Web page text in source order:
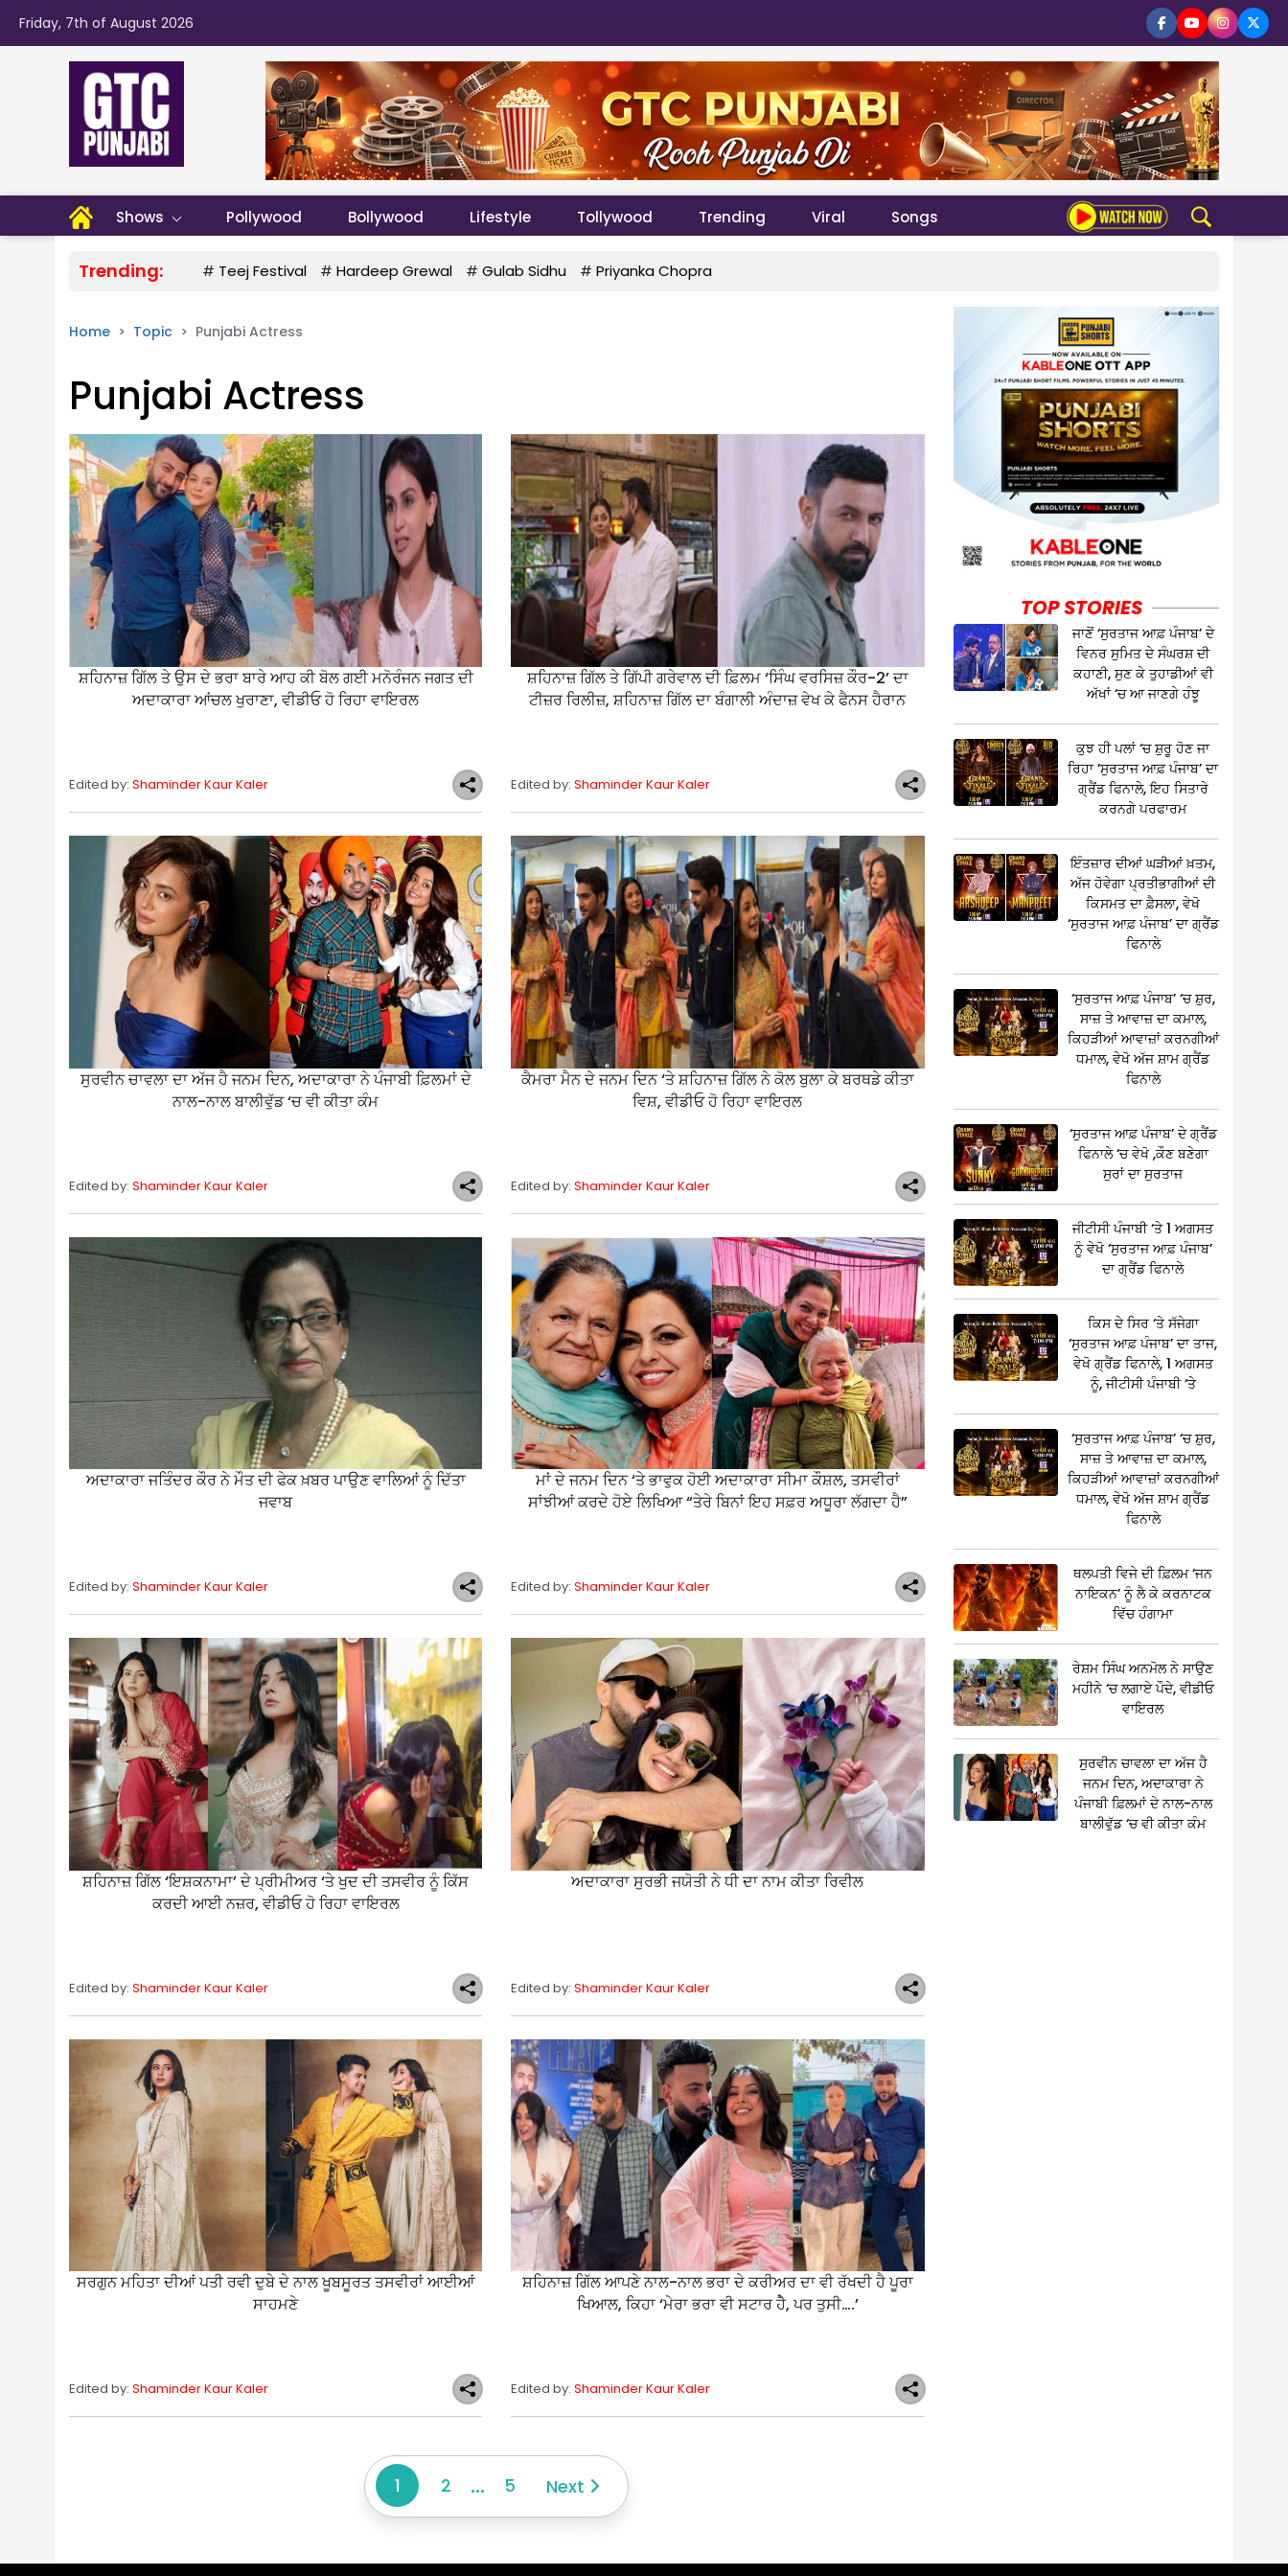
Friday, 7th of August 2026
Shows Pollywood Bollywood Lifestyle Tollywood Trending Viral Songs
Trending: # Teej Festival # Hardeep Grewal # Gulab Sidhu # Priyanka Chopra
Home Topic Punjabi Actress
Punjabi Actress
ਸ਼ਹਿਨਾਜ਼ ਗਿੱਲ ਤੇ ਉਸ ਦੇ ਭਰਾ ਬਾਰੇ ਆਹ ਕੀ ਬੋਲ ਗਈ ਮਨੋਰੰਜਨ ਜਗਤ ਦੀ
ਅਦਾਕਾਰਾ ਆਂਚਲ ਖੁਰਾਣਾ, ਵੀਡੀਓ ਹੋ ਰਿਹਾ ਵਾਇਰਲ
Edited by: Shaminder Kaur Kaler
ਸ਼ਹਿਨਾਜ਼ ਗਿੱਲ ਤੇ ਗਿੱਪੀ ਗਰੇਵਾਲ ਦੀ ਫ਼ਿਲਮ ‘ਸਿੰਘ ਵਰਸਿਜ਼ ਕੌਰ-2’ ਦਾ
ਟੀਜ਼ਰ ਰਿਲੀਜ਼, ਸ਼ਹਿਨਾਜ਼ ਗਿੱਲ ਦਾ ਬੰਗਾਲੀ ਅੰਦਾਜ਼ ਵੇਖ ਕੇ ਫੈਨਸ ਹੈਰਾਨ
Edited by:Shaminder Kaur Kaler
ਸੁਰਵੀਨ ਚਾਵਲਾ ਦਾ ਅੱਜ ਹੈ ਜਨਮ ਦਿਨ, ਅਦਾਕਾਰਾ ਨੇ ਪੰਜਾਬੀ ਫ਼ਿਲਮਾਂ ਦੇ
ਨਾਲ-ਨਾਲ ਬਾਲੀਵੁੱਡ ‘ਚ ਵੀ ਕੀਤਾ ਕੰਮ
Edited by: Shaminder Kaur Kaler
ਕੈਮਰਾ ਮੈਨ ਦੇ ਜਨਮ ਦਿਨ ‘ਤੇ ਸ਼ਹਿਨਾਜ਼ ਗਿੱਲ ਨੇ ਕੋਲ ਬੁਲਾ ਕੇ ਬਰਥਡੇ ਕੀਤਾ
ਵਿਸ਼, ਵੀਡੀਓ ਹੋ ਰਿਹਾ ਵਾਇਰਲ
Edited by:Shaminder Kaur Kaler
ਅਦਾਕਾਰਾ ਜਤਿੰਦਰ ਕੌਰ ਨੇ ਮੌਤ ਦੀ ਫੇਕ ਖ਼ਬਰ ਪਾਉਣ ਵਾਲਿਆਂ ਨੂੰ ਦਿੱਤਾ
ਜਵਾਬ
Edited by: Shaminder Kaur Kaler
ਮਾਂ ਦੇ ਜਨਮ ਦਿਨ ‘ਤੇ ਭਾਵੁਕ ਹੋਈ ਅਦਾਕਾਰਾ ਸੀਮਾ ਕੌਸ਼ਲ, ਤਸਵੀਰਾਂ
ਸਾਂਝੀਆਂ ਕਰਦੇ ਹੋਏ ਲਿਖਿਆ “ਤੇਰੇ ਬਿਨਾਂ ਇਹ ਸਫ਼ਰ ਅਧੂਰਾ ਲੱਗਦਾ ਹੈ”
Edited by:Shaminder Kaur Kaler
ਸ਼ਹਿਨਾਜ਼ ਗਿੱਲ ‘ਇਸ਼ਕਨਾਮਾ’ ਦੇ ਪ੍ਰੀਮੀਅਰ ‘ਤੇ ਖੁਦ ਦੀ ਤਸਵੀਰ ਨੂੰ ਕਿੱਸ
ਕਰਦੀ ਆਈ ਨਜ਼ਰ, ਵੀਡੀਓ ਹੋ ਰਿਹਾ ਵਾਇਰਲ
Edited by: Shaminder Kaur Kaler
ਅਦਾਕਾਰਾ ਸੁਰਭੀ ਜਯੋਤੀ ਨੇ ਧੀ ਦਾ ਨਾਮ ਕੀਤਾ ਰਿਵੀਲ
Edited by:Shaminder Kaur Kaler
ਸਰਗੁਨ ਮਹਿਤਾ ਦੀਆਂ ਪਤੀ ਰਵੀ ਦੁਬੇ ਦੇ ਨਾਲ ਖੂਬਸੂਰਤ ਤਸਵੀਰਾਂ ਆਈਆਂ
ਸਾਹਮਣੇ
Edited by: Shaminder Kaur Kaler
ਸ਼ਹਿਨਾਜ਼ ਗਿੱਲ ਆਪਣੇ ਨਾਲ-ਨਾਲ ਭਰਾ ਦੇ ਕਰੀਅਰ ਦਾ ਵੀ ਰੱਖਦੀ ਹੈ ਪੂਰਾ
ਖਿਆਲ, ਕਿਹਾ ‘ਮੇਰਾ ਭਰਾ ਵੀ ਸਟਾਰ ਹੇੈ, ਪਰ ਤੁਸੀ….’
Edited by:Shaminder Kaur Kaler
1 2 ... 5 Next
TOP STORIES
ਜਾਣੋਂ ‘ਸੁਰਤਾਜ ਆਫ਼ ਪੰਜਾਬ’ ਦੇ
ਵਿਨਰ ਸੁਮਿਤ ਦੇ ਸੰਘਰਸ਼ ਦੀ
ਕਹਾਣੀ, ਸੁਣ ਕੇ ਤੁਹਾਡੀਆਂ ਵੀ
ਅੱਖਾਂ ‘ਚ ਆ ਜਾਣਗੇ ਹੰਝੂ
ਕੁਝ ਹੀ ਪਲਾਂ ‘ਚ ਸ਼ੁਰੂ ਹੋਣ ਜਾ
ਰਿਹਾ ‘ਸੁਰਤਾਜ ਆਫ਼ ਪੰਜਾਬ’ ਦਾ
ਗ੍ਰੈਂਡ ਫਿਨਾਲੇ, ਇਹ ਸਿਤਾਰੇ
ਕਰਨਗੇ ਪਰਫਾਰਮ
ਇੰਤਜ਼ਾਰ ਦੀਆਂ ਘੜੀਆਂ ਖ਼ਤਮ,
ਅੱਜ ਹੋਵੇਗਾ ਪ੍ਰਤੀਭਾਗੀਆਂ ਦੀ
ਕਿਸਮਤ ਦਾ ਫ਼ੈਸਲਾ, ਵੇਖੋ
‘ਸੁਰਤਾਜ ਆਫ਼ ਪੰਜਾਬ’ ਦਾ ਗ੍ਰੈਂਡ
ਫਿਨਾਲੇ
‘ਸੁਰਤਾਜ ਆਫ਼ ਪੰਜਾਬ’ ‘ਚ ਸ਼ੁਰ,
ਸਾਜ਼ ਤੇ ਆਵਾਜ਼ ਦਾ ਕਮਾਲ,
ਕਿਹੜੀਆਂ ਆਵਾਜ਼ਾਂ ਕਰਨਗੀਆਂ
ਧਮਾਲ, ਵੇਖੋ ਅੱਜ ਸ਼ਾਮ ਗ੍ਰੈਂਡ
ਫਿਨਾਲੇ
‘ਸੁਰਤਾਜ ਆਫ਼ ਪੰਜਾਬ’ ਦੇ ਗ੍ਰੈਂਡ
ਫਿਨਾਲੇ ‘ਚ ਵੇਖੋ ,ਕੌਣ ਬਣੇਗਾ
ਸੁਰਾਂ ਦਾ ਸੁਰਤਾਜ
ਜੀਟੀਸੀ ਪੰਜਾਬੀ ‘ਤੇ 1 ਅਗਸਤ
ਨੂੰ ਵੇਖੋ ‘ਸੁਰਤਾਜ ਆਫ਼ ਪੰਜਾਬ’
ਦਾ ਗ੍ਰੈਂਡ ਫਿਨਾਲੇ
ਕਿਸ ਦੇ ਸਿਰ ‘ਤੇ ਸੱਜੇਗਾ
‘ਸੁਰਤਾਜ ਆਫ਼ ਪੰਜਾਬ’ ਦਾ ਤਾਜ,
ਵੇਖੋ ਗ੍ਰੈਂਡ ਫਿਨਾਲੇ, 1 ਅਗਸਤ
ਨੂੰ, ਜੀਟੀਸੀ ਪੰਜਾਬੀ ‘ਤੇ
‘ਸੁਰਤਾਜ ਆਫ਼ ਪੰਜਾਬ’ ‘ਚ ਸ਼ੁਰ,
ਸਾਜ਼ ਤੇ ਆਵਾਜ਼ ਦਾ ਕਮਾਲ,
ਕਿਹੜੀਆਂ ਆਵਾਜ਼ਾਂ ਕਰਨਗੀਆਂ
ਧਮਾਲ, ਵੇਖੋ ਅੱਜ ਸ਼ਾਮ ਗ੍ਰੈਂਡ
ਫਿਨਾਲੇ
ਥਲਪਤੀ ਵਿਜੇ ਦੀ ਫ਼ਿਲਮ ‘ਜਨ
ਨਾਇਕਨ’ ਨੂੰ ਲੈ ਕੇ ਕਰਨਾਟਕ
ਵਿੱਚ ਹੰਗਾਮਾ
ਰੇਸ਼ਮ ਸਿੰਘ ਅਨਮੋਲ ਨੇ ਸਾਉਣ
ਮਹੀਨੇ ‘ਚ ਲਗਾਏ ਪੌਦੇ, ਵੀਡੀਓ
ਵਾਇਰਲ
ਸੁਰਵੀਨ ਚਾਵਲਾ ਦਾ ਅੱਜ ਹੈ
ਜਨਮ ਦਿਨ, ਅਦਾਕਾਰਾ ਨੇ
ਪੰਜਾਬੀ ਫ਼ਿਲਮਾਂ ਦੇ ਨਾਲ-ਨਾਲ
ਬਾਲੀਵੁੱਡ ‘ਚ ਵੀ ਕੀਤਾ ਕੰਮ